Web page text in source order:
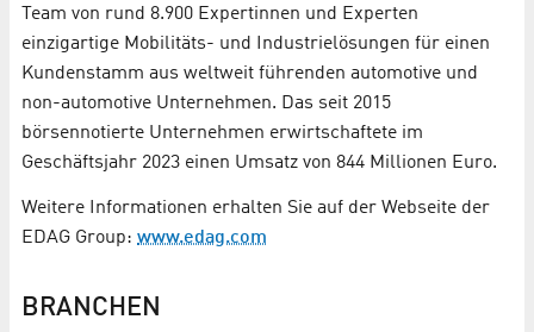
Team von rund 8.900 Expertinnen und Experten
einzigartige Mobilitäts- und Industrielösungen für einen
Kundenstamm aus weltweit führenden automotive und
non-automotive Unternehmen. Das seit 2015
börsennotierte Unternehmen erwirtschaftete im
Geschäftsjahr 2023 einen Umsatz von 844 Millionen Euro.
Weitere Informationen erhalten Sie auf der Webseite der
EDAG Group: www.edag.com
BRANCHEN